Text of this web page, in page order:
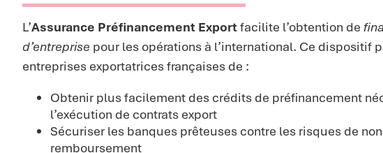
L’Assurance Préfinancement Exportfacilite l’obtention de
d’entreprise pour les opérations à l’international. Ce dispositif
entreprises exportatrices françaises de :
Obtenir plus facilement des crédits de préfinancement
l’exécution de contrats export
Sécuriser les banques prêteuses contre les risques de
remboursement